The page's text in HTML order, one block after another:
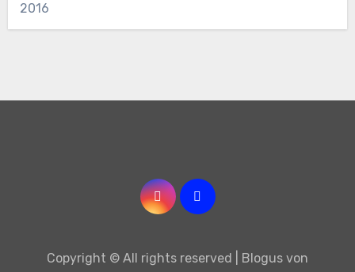
2016
Copyright © All rights reserved Blogus von